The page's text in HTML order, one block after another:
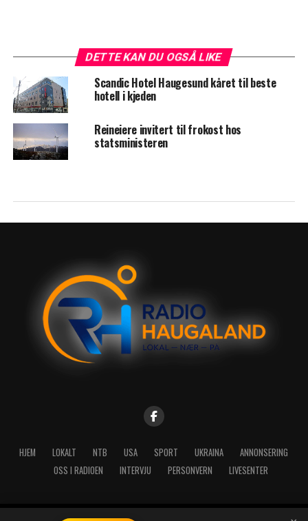
DETTE KAN DU OGSÅ LIKE
Scandic Hotel Haugesund kåret til beste
hotell i kjeden
Reineiere invitert til frokost hos
statsministeren
HJEM LOKALT NTB USA SPORT UKRAINA
ANNONSERING
OSS I RADIOEN
INTERVJU PERSONVERN LIVESENTER